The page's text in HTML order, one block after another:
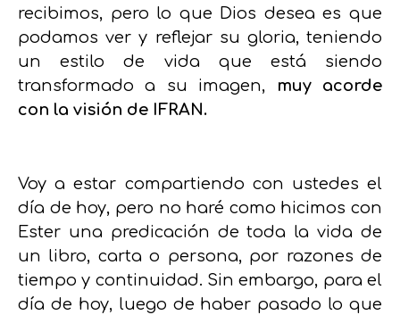
recibimos, pero lo que Dios desea es que
podamos ver y reflejar su gloria, teniendo
un estilo de vida que está siendo
transformado a su imagen,
muy acorde
con la visión de IFRAN.
Voy a estar compartiendo con ustedes el
día de hoy, pero no haré como hicimos con
Ester una predicación de toda la vida de
un libro, carta o persona, por razones de
tiempo y continuidad. Sin embargo, para el
día de hoy, luego de haber pasado lo que